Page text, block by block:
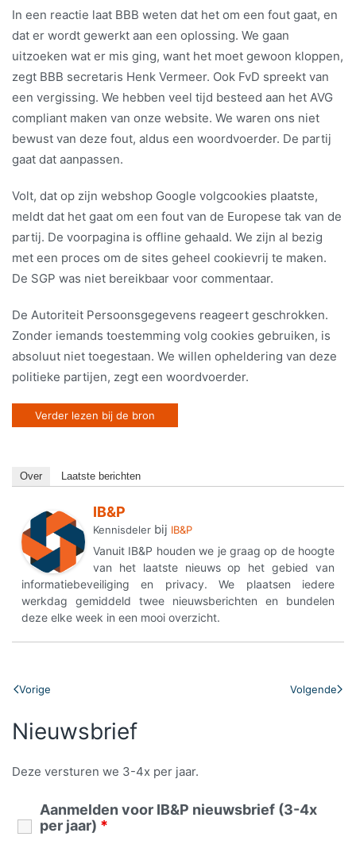
In een reactie laat BBB weten dat het om een fout gaat, en
dat er wordt gewerkt aan een oplossing. We gaan
uitzoeken wat er mis ging, want het moet gewoon kloppen,
zegt BBB secretaris Henk Vermeer. Ook FvD spreekt van
een vergissing. We hebben veel tijd besteed aan het AVG
compliant maken van onze website. We waren ons niet
bewust van deze fout, aldus een woordvoerder. De partij
gaat dat aanpassen.
Volt, dat op zijn webshop Google volgcookies plaatste,
meldt dat het gaat om een fout van de Europese tak van de
partij. De voorpagina is offline gehaald. We zijn al bezig
met een proces om de sites geheel cookievrij te maken.
De SGP was niet bereikbaar voor commentaar.
De Autoriteit Persoonsgegevens reageert geschrokken.
Zonder iemands toestemming volg cookies gebruiken, is
absoluut niet toegestaan. We willen opheldering van deze
politieke partijen, zegt een woordvoerder.
Verder lezen bij de bron
Over Laatste berichten
IB&P
Kennisdeler bij IB&P
Vanuit IB&P houden we je graag op de hoogte
van het laatste nieuws op het gebied van
informatiebeveiliging en privacy. We plaatsen iedere
werkdag gemiddeld twee nieuwsberichten en bundelen
deze elke week in een mooi overzicht.
Vorige Volgende
Nieuwsbrief
Deze versturen we 3-4x per jaar.
Aanmelden voor IB&P nieuwsbrief (3-4x
per jaar) *